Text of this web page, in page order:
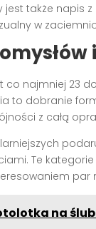
jest także napis
w
co najmniej 23
to dobranie
z całą
Te
par
na